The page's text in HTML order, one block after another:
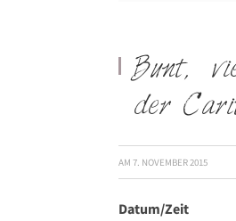
Bunt,
der
AM 7. NOVEMBER 2015
Datum/Zeit